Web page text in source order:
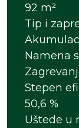
92 m²
Tip i
Namena
Stepen
50,6 %
Uštede u